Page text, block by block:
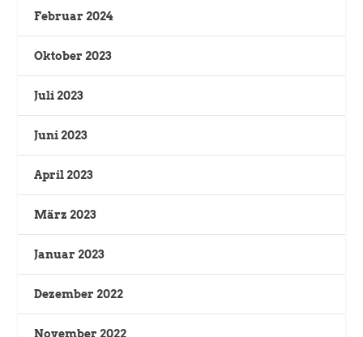
Februar 2024
Oktober 2023
Juli 2023
Juni 2023
April 2023
März 2023
Januar 2023
Dezember 2022
November 2022